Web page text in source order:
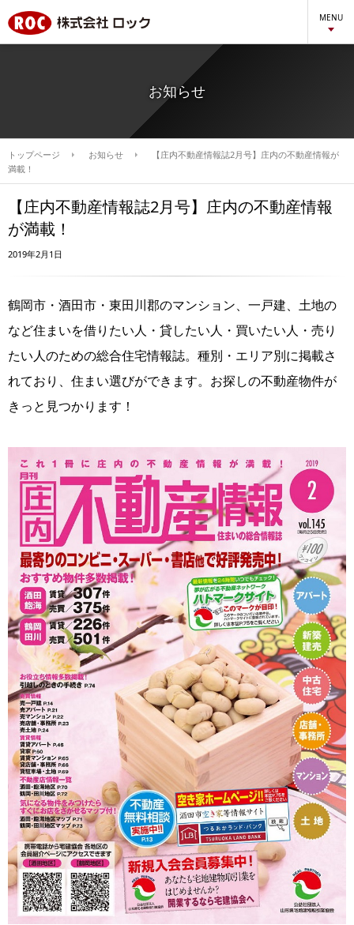
MENU
お知らせ
トップページ お知らせ
【庄内不動産情報誌2月号】庄内の不動産情報が
満載！
【庄内不動産情報誌2月号】庄内の不動産情報
が満載！
2019年2月1日
鶴岡市・酒田市・東田川郡のマンション、一戸建、土地の
など住まいを借りたい人・貸したい人・買いたい人・売り
たい人のための総合住宅情報誌。種別・エリア別に掲載さ
れており、住まい選びができます。お探しの不動産物件が
きっと見つかります！